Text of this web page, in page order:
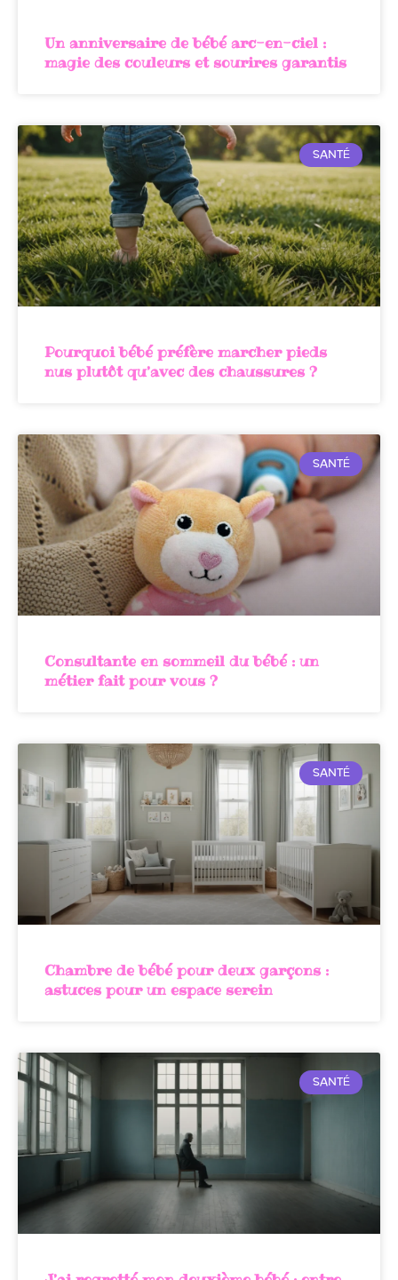
Un anniversaire de bébé arc-en-ciel :
magie des couleurs et sourires garantis
SANTÉ
Pourquoi bébé préfère marcher pieds
nus plutôt qu’avec des chaussures ?
SANTÉ
Consultante en sommeil du bébé : un
métier fait pour vous ?
SANTÉ
Chambre de bébé pour deux garçons :
astuces pour un espace serein
SANTÉ